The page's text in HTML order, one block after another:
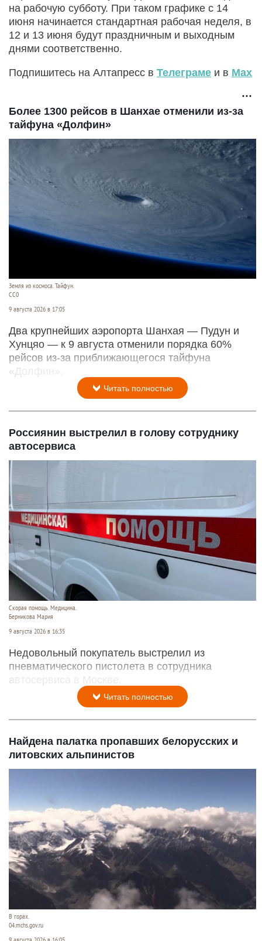
на рабочую субботу. При таком графике с 14
июня начинается стандартная рабочая неделя, в
12 и 13 июня будут праздничным и выходным
днями соответственно.
Подпишитесь на Алтапресс в Телеграме и в Max
Более 1300 рейсов в Шанхае отменили из-за
тайфуна «Долфин»
Земля из космоса. Тайфун.
СС0
9 августа 2026 в 17:05
Два крупнейших аэропорта Шанхая — Пудун и
Хунцяо — к 9 августа отменили порядка 60%
рейсов из-за приближающегося тайфуна
«Долфин».
Читать полностью
Россиянин выстрелил в голову сотруднику
автосервиса
Скорая помощь. Медицина.
Берникова Мария
9 августа 2026 в 16:35
Недовольный покупатель выстрелил из
пневматического пистолета в сотрудника
автосервиса в Москве.
Читать полностью
Найдена палатка пропавших белорусских и
литовских альпинистов
В горах.
04.mchs.gov.ru